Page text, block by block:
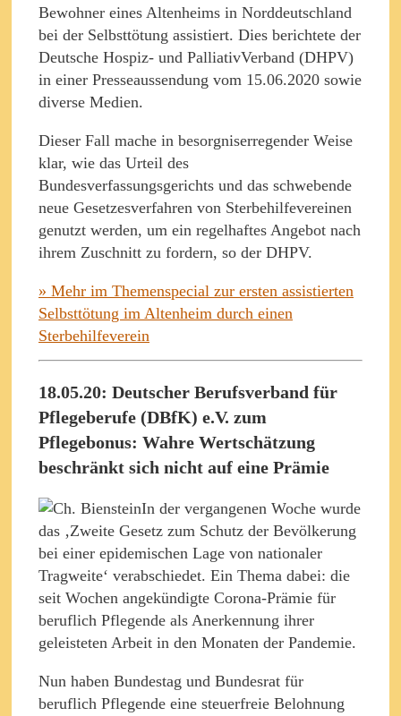
Bewohner eines Altenheims in Norddeutschland
bei der Selbsttötung assistiert. Dies berichtete der
Deutsche Hospiz- und PalliativVerband (DHPV)
in einer Presseaussendung vom 15.06.2020 sowie
diverse Medien.
Dieser Fall mache in besorgniserregender Weise
klar, wie das Urteil des
Bundesverfassungsgerichts und das schwebende
neue Gesetzesverfahren von Sterbehilfevereinen
genutzt werden, um ein regelhaftes Angebot nach
ihrem Zuschnitt zu fordern, so der DHPV.
» Mehr im Themenspecial zur ersten assistierten
Selbsttötung im Altenheim durch einen
Sterbehilfeverein
18.05.20: Deutscher Berufsverband für
Pflegeberufe (DBfK) e.V. zum
Pflegebonus: Wahre Wertschätzung
beschränkt sich nicht auf eine Prämie
In der vergangenen Woche wurde
das ‚Zweite Gesetz zum Schutz der Bevölkerung
bei einer epidemischen Lage von nationaler
Tragweite‘ verabschiedet. Ein Thema dabei: die
seit Wochen angekündigte Corona-Prämie für
beruflich Pflegende als Anerkennung ihrer
geleisteten Arbeit in den Monaten der Pandemie.
Nun haben Bundestag und Bundesrat für
beruflich Pflegende eine steuerfreie Belohnung